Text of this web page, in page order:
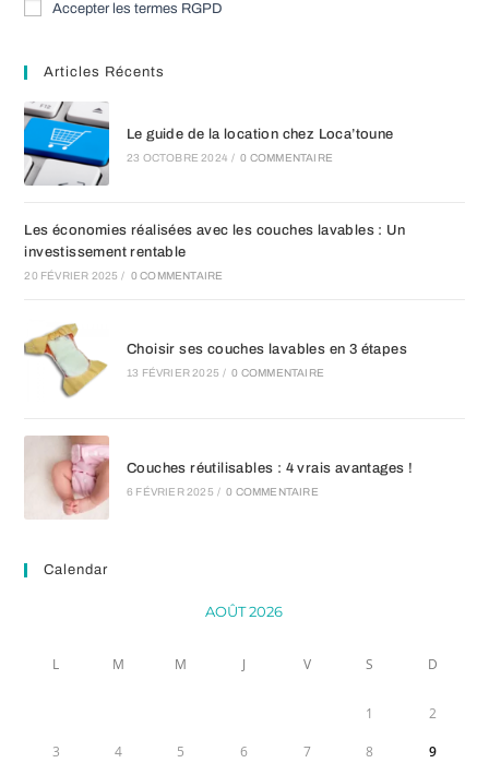
Accepter les termes RGPD
Articles Récents
Le guide de la location chez Loca’toune
23 OCTOBRE 2024 / 0 COMMENTAIRE
Les économies réalisées avec les couches lavables : Un
investissement rentable
20 FÉVRIER 2025 / 0 COMMENTAIRE
Choisir ses couches lavables en 3 étapes
13 FÉVRIER 2025 / 0 COMMENTAIRE
Couches réutilisables : 4 vrais avantages !
6 FÉVRIER 2025 / 0 COMMENTAIRE
Calendar
AOÛT 2026
L M M J V S D
1 2
3 4 5 6 7 8 9